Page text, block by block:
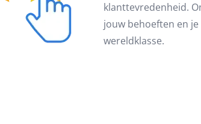
klanttevredenheid.
jouw behoeften en
wereldklasse.